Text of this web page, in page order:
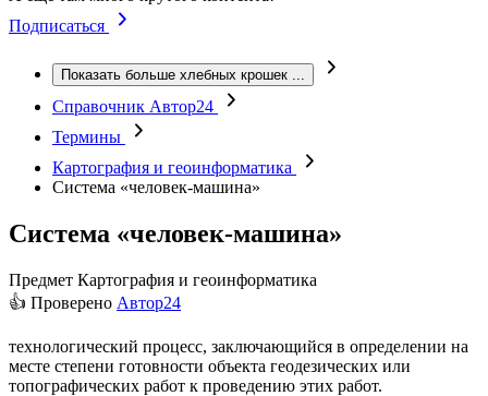
Подписаться
Показать больше хлебных крошек ...
Справочник Автор24
Термины
Картография и геоинформатика
Система «человек-машина»
Система «человек-машина»
Предмет Картография и геоинформатика
👍 Проверено Автор24
технологический процесс, заключающийся в определении на
месте степени готовности объекта геодезических или
топографических работ к проведению этих работ.